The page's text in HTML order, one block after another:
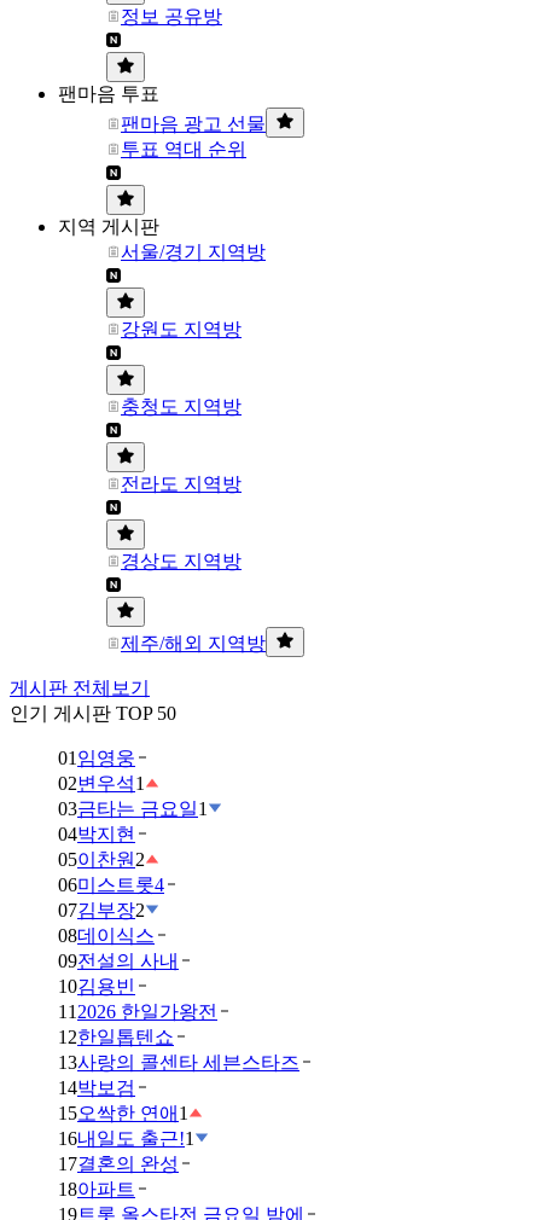
정보 공유방
팬마음 투표
팬마음 광고 선물
투표 역대 순위
지역 게시판
서울/경기 지역방
강원도 지역방
충청도 지역방
전라도 지역방
경상도 지역방
제주/해외 지역방
게시판 전체보기
인기 게시판 TOP 50
01 임영웅
02변우석1
03금타는 금요일1
04박지현
05이찬원 2
06미스트롯4
07김부장2
08데이식스
09전설의 사내
10김용빈
11 2026 한일가왕전
12한일톱텐쇼
13사랑의 콜센타 세븐스타즈
14박보검
15오싹한 연애 1
16내일도 출근!1
17결혼의 완성
18아파트
19트롯 올스타전 금요일 밤에